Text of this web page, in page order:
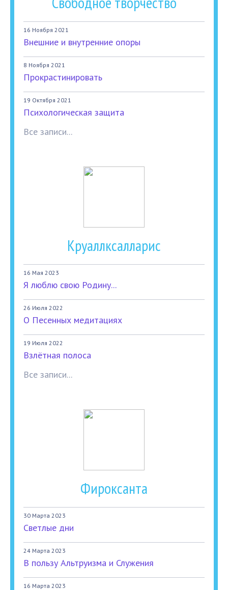
16 Ноября 2021
Внешние и внутренние опоры
8 Ноября 2021
Прокрастинировать
19 Октября 2021
Психологическая защита
Все записи...
Круаллксалларис
16 Мая 2023
Я люблю свою Родину...
26 Июля 2022
О Песенных медитациях
19 Июля 2022
Взлётная полоса
Все записи...
Фироксанта
30 Марта 2023
Светлые дни
24 Марта 2023
В пользу Альтруизма и Служения
16 Марта 2023